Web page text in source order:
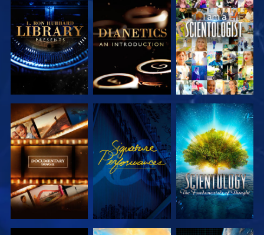
VERKEN DE
SERIE
VERKEN DE
SERIE
KIJK
VERKEN DE
SERIE
KIJK
VERKEN DE
SERIE